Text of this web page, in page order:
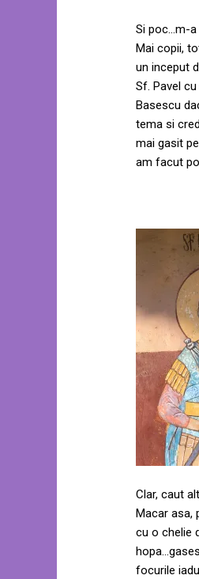
Si poc…m-a
Mai copii,
un inceput
Sf. Pavel
Basescu
tema si
mai gasit
am facut
Clar, caut
Macar asa,
cu o chelie
focurile